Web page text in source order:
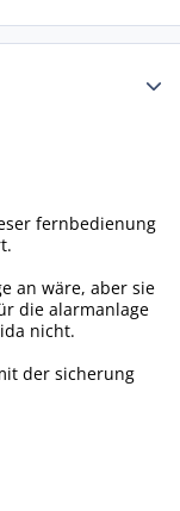
fernbedienung
an wäre, aber sie
die alarmanlage
nicht.
der sicherung